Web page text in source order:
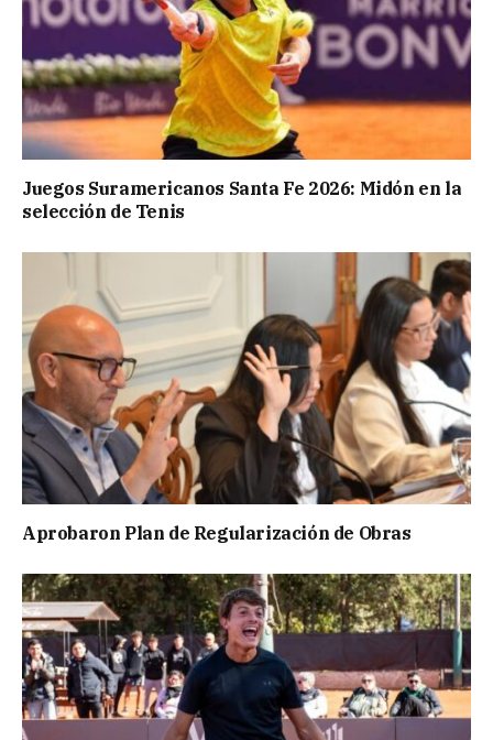
Juegos Suramericanos Santa Fe 2026: Midón en la
selección de Tenis
Aprobaron Plan de Regularización de Obras